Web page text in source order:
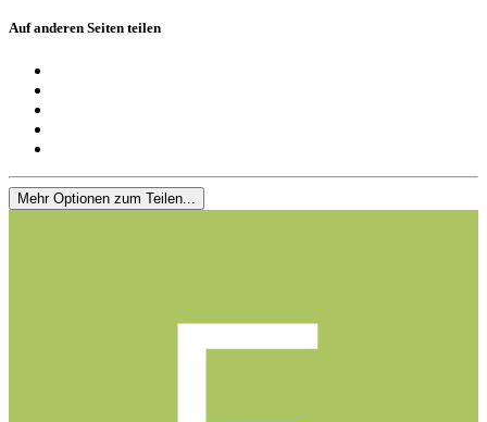
Auf anderen Seiten teilen
Mehr Optionen zum Teilen...